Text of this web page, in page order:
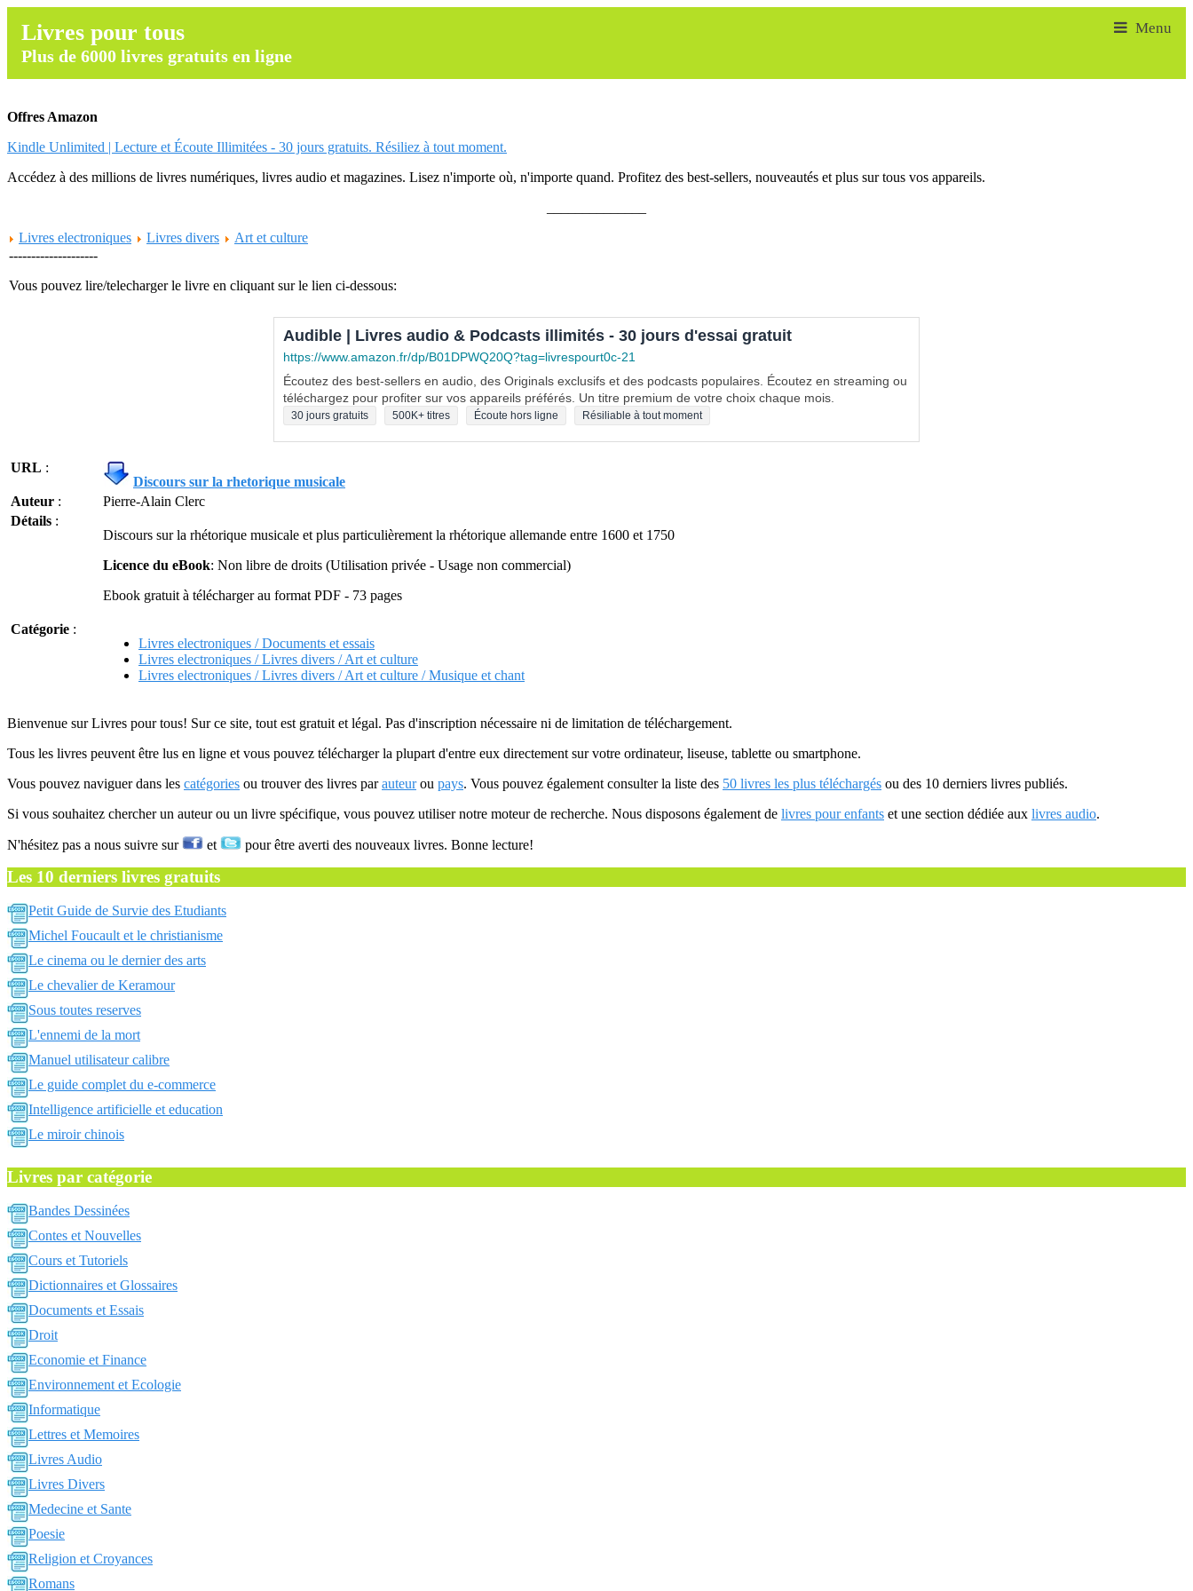
Livres pour tous
Plus de 6000 livres gratuits en ligne
Offres Amazon
Kindle Unlimited | Lecture et Écoute Illimitées - 30 jours gratuits. Résiliez à tout moment.
Accédez à des millions de livres numériques, livres audio et magazines. Lisez n'importe où, n'importe quand. Profitez des best-sellers, nouveautés et plus sur tous vos appareils.
Livres electroniques
Livres divers
Art et culture
--------------------
Vous pouvez lire/telecharger le livre en cliquant sur le lien ci-dessous:
Audible | Livres audio & Podcasts illimités - 30 jours d'essai gratuit
https://www.amazon.fr/dp/B01DPWQ20Q?tag=livrespourt0c-21
Écoutez des best-sellers en audio, des Originals exclusifs et des podcasts populaires. Écoutez en streaming ou
téléchargez pour profiter sur vos appareils préférés. Un titre premium de votre choix chaque mois.
30 jours gratuits 500K+ titres Écoute hors ligne Résiliable à tout moment
URL :
Discours sur la rhetorique musicale
Auteur :
Pierre-Alain Clerc
Détails :
Discours sur la rhétorique musicale et plus particulièrement la rhétorique allemande entre 1600 et 1750
Licence du eBook: Non libre de droits (Utilisation privée - Usage non commercial)
Ebook gratuit à télécharger au format PDF - 73 pages
Catégorie :
Livres electroniques / Documents et essais
Livres electroniques / Livres divers / Art et culture
Livres electroniques / Livres divers / Art et culture / Musique et chant
Bienvenue sur Livres pour tous! Sur ce site, tout est gratuit et légal. Pas d'inscription nécessaire ni de limitation de téléchargement.
Tous les livres peuvent être lus en ligne et vous pouvez télécharger la plupart d'entre eux directement sur votre ordinateur, liseuse, tablette ou smartphone.
Vous pouvez naviguer dans les catégories ou trouver des livres parauteurou pays. Vous pouvez également consulter la liste des 50 livres les plus téléchargés ou des 10 derniers livres publiés.
Si vous souhaitez chercher un auteur ou un livre spécifique, vous pouvez utiliser notre moteur de recherche. Nous disposons également de livres pour enfants et une section dédiée aux livres audio.
N'hésitez pas a nous suivre sur et pour être averti des nouveaux livres. Bonne lecture!
Les 10 derniers livres gratuits
Petit Guide de Survie des Etudiants
Michel Foucault et le christianisme
Le cinema ou le dernier des arts
Le chevalier de Keramour
Sous toutes reserves
L'ennemi de la mort
Manuel utilisateur calibre
Le guide complet du e-commerce
Intelligence artificielle et education
Le miroir chinois
Livres par catégorie
Bandes Dessinées
Contes et Nouvelles
Cours et Tutoriels
Dictionnaires et Glossaires
Documents et Essais
Droit
Economie et Finance
Environnement et Ecologie
Informatique
Lettres et Memoires
Livres Audio
Livres Divers
Medecine et Sante
Poesie
Religion et Croyances
Romans